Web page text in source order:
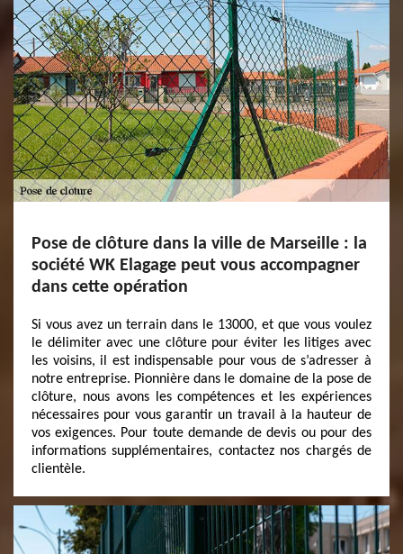
Pose de clôture dans la ville de Marseille : la
société WK Elagage peut vous accompagner
dans cette opération
Si vous avez un terrain dans le 13000, et que vous voulez
le délimiter avec une clôture pour éviter les litiges avec
les voisins, il est indispensable pour vous de s’adresser à
notre entreprise. Pionnière dans le domaine de la pose de
clôture, nous avons les compétences et les expériences
nécessaires pour vous garantir un travail à la hauteur de
vos exigences. Pour toute demande de devis ou pour des
informations supplémentaires, contactez nos chargés de
clientèle.